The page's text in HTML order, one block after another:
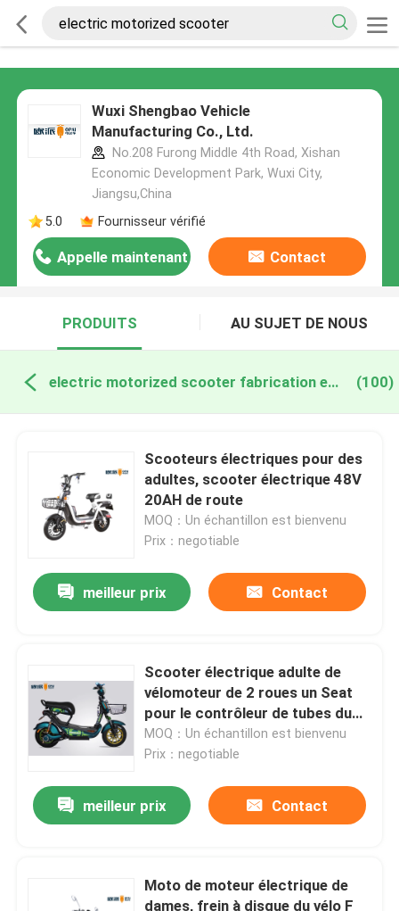
Wuxi Shengbao Vehicle
Manufacturing Co., Ltd.
No.208 Furong Middle 4th Road, Xishan
Economic Development Park, Wuxi City,
Jiangsu,China
5.0
Fournisseur vérifié
Appelle maintenant Contact
PRODUITS AU SUJET DE NOUS
electric motorized scooter fabrication en ligne (100)
Scooteurs électriques pour des
adultes, scooter électrique 48V
20AH de route
MOQ：Un échantillon est bienvenu
Prix：negotiable
meilleur prix Contact
Scooter électrique adulte de
vélomoteur de 2 roues un Seat
pour le contrôleur de tubes du
banlieusard 6
MOQ：Un échantillon est bienvenu
Prix：negotiable
meilleur prix Contact
Moto de moteur électrique de
dames, frein à disque du vélo F